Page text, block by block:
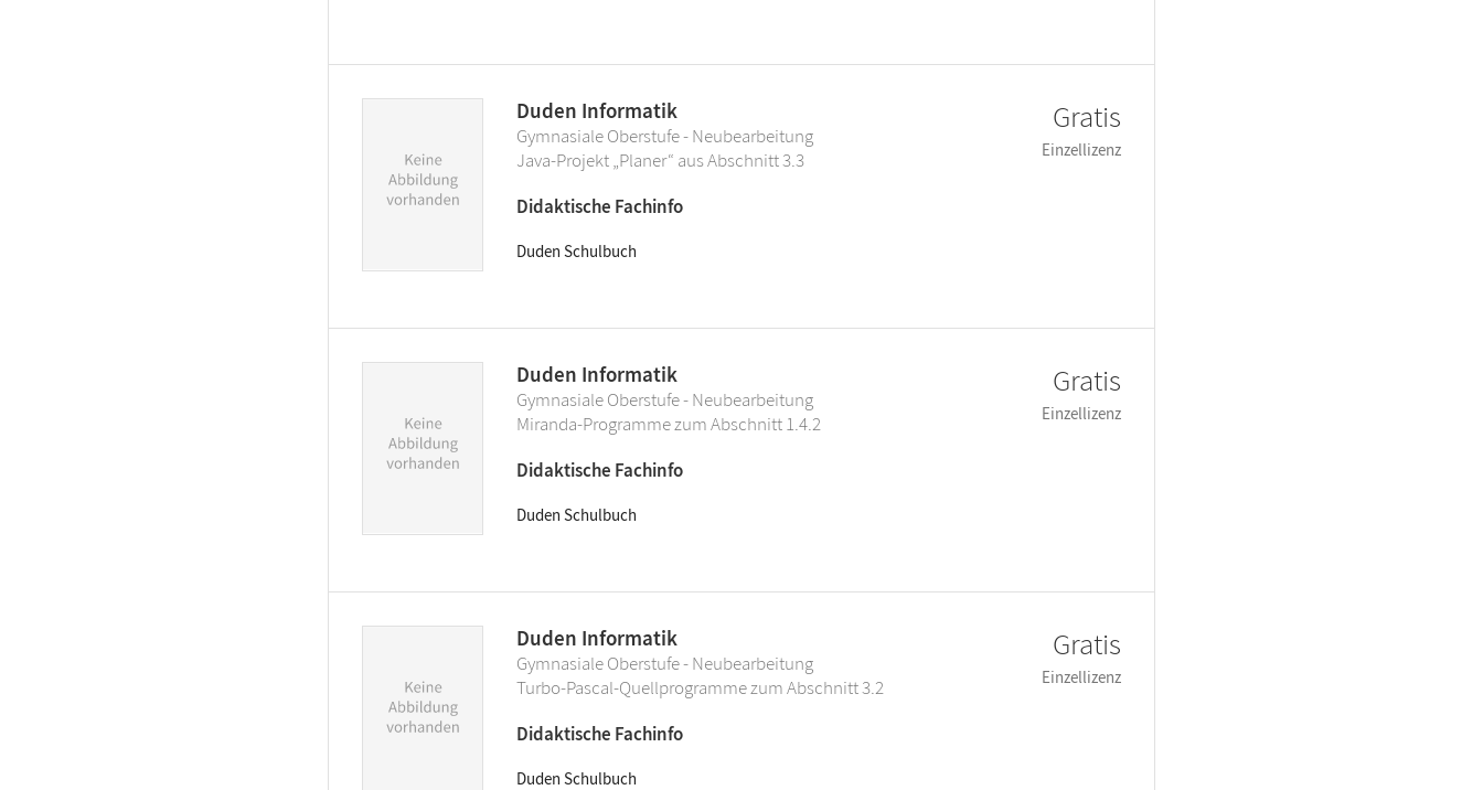
Duden Informatik
Gymnasiale Oberstufe - Neubearbeitung
Java-Projekt „Planer“ aus Abschnitt 3.3
Didaktische Fachinfo
Duden Schulbuch
Gratis
Einzellizenz
Duden Informatik
Gymnasiale Oberstufe - Neubearbeitung
Miranda-Programme zum Abschnitt 1.4.2
Didaktische Fachinfo
Duden Schulbuch
Gratis
Einzellizenz
Duden Informatik
Gymnasiale Oberstufe - Neubearbeitung
Turbo-Pascal-Quellprogramme zum Abschnitt 3.2
Didaktische Fachinfo
Duden Schulbuch
Gratis
Einzellizenz